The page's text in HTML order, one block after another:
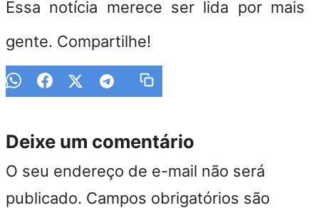
Essa notícia merece ser lida por mais
gente. Compartilhe!
Deixe um comentário
O seu endereço de e-mail não será
publicado. Campos obrigatórios são